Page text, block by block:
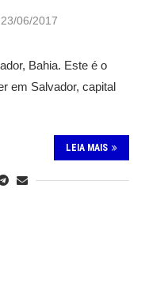
23/06/2017
Bahia. Este é o
em Salvador, capital
LEIA MAIS